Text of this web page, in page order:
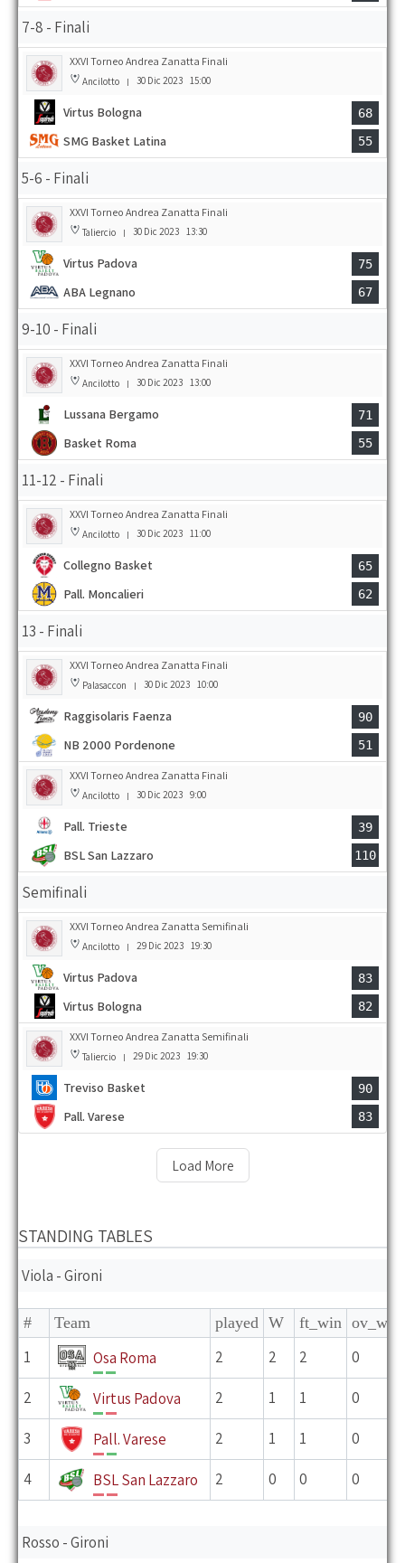
7-8 - Finali
XXVI Torneo Andrea Zanatta Finali
Ancilotto | 30 Dic 2023 15:00
Virtus Bologna 68
SMG Basket Latina 55
5-6 - Finali
XXVI Torneo Andrea Zanatta Finali
Taliercio | 30 Dic 2023 13:30
Virtus Padova 75
ABA Legnano 67
9-10 - Finali
XXVI Torneo Andrea Zanatta Finali
Ancilotto | 30 Dic 2023 13:00
Lussana Bergamo 71
Basket Roma 55
11-12 - Finali
XXVI Torneo Andrea Zanatta Finali
Ancilotto | 30 Dic 2023 11:00
Collegno Basket 65
Pall. Moncalieri 62
13 - Finali
XXVI Torneo Andrea Zanatta Finali
Palasaccon | 30 Dic 2023 10:00
Raggisolaris Faenza 90
NB 2000 Pordenone 51
XXVI Torneo Andrea Zanatta Finali
Ancilotto | 30 Dic 2023 9:00
Pall. Trieste 39
BSL San Lazzaro 110
Semifinali
XXVI Torneo Andrea Zanatta Semifinali
Ancilotto | 29 Dic 2023 19:30
Virtus Padova 83
Virtus Bologna 82
XXVI Torneo Andrea Zanatta Semifinali
Taliercio | 29 Dic 2023 19:30
Treviso Basket 90
Pall. Varese 83
Load More
STANDING TABLES
Viola - Gironi
# Team played W ft_win ov_win
1 Osa Roma
V V
2 2 2 0
2 Virtus Padova
V P
2 1 1 0
3 Pall. Varese
P V
2 1 1 0
4 BSL San Lazzaro
P P
2 0 0 0
Rosso - Gironi